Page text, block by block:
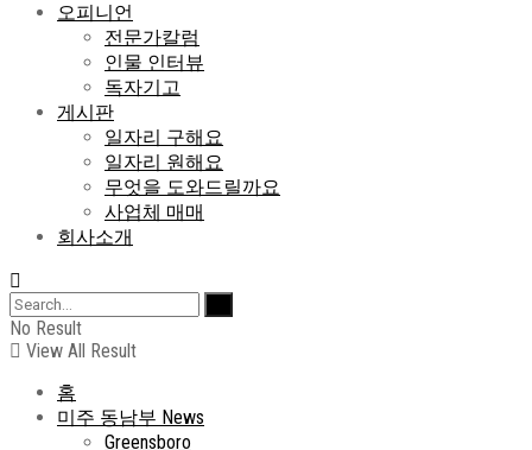
오피니언
전문가칼럼
인물 인터뷰
독자기고
게시판
일자리 구해요
일자리 원해요
무엇을 도와드릴까요
사업체 매매
회사소개
No Result
View All Result
홈
미주 동남부 News
Greensboro